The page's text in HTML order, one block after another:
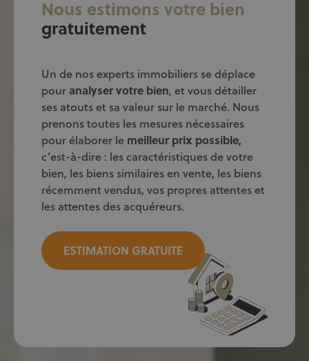
Nous estimons votre bien
gratuitement
Un de nos experts immobiliers se déplace
pour analyser votre bien, et vous détailler
ses atouts et sa valeur sur le marché. Nous
prenons toutes les mesures nécessaires
pour élaborer le meilleur prix possible,
c’est-à-dire : les caractéristiques de votre
bien, les biens similaires en vente, les biens
récemment vendus, vos propres attentes et
les attentes des acquéreurs.
ESTIMATION GRATUITE